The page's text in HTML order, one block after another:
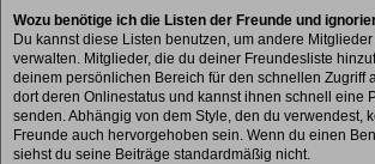
Wozu benötige ich die Listen der Freunde und
Du kannst diese Listen benutzen, um andere
verwalten. Mitglieder, die du deiner Freundesliste
deinem persönlichen Bereich für den schnellen Zugriff
dort deren Onlinestatus und kannst ihnen schnell eine
senden. Abhängig von dem Style, den du verwendest,
Freunde auch hervorgehoben sein. Wenn du einen
siehst du seine Beiträge standardmäßig nicht.